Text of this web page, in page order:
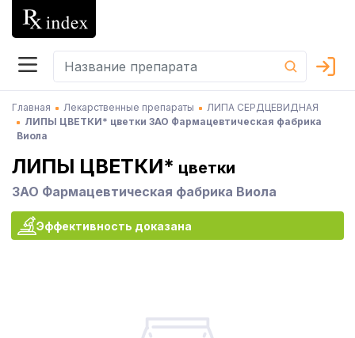
Главная Лекарственные препараты
ЛИПА СЕРДЦЕВИДНАЯ
ЛИПЫ ЦВЕТКИ* цветки ЗАО Фармацевтическая фабрика
Виола
ЛИПЫ ЦВЕТКИ* цветки
ЗАО Фармацевтическая фабрика Виола
Эффективность доказана